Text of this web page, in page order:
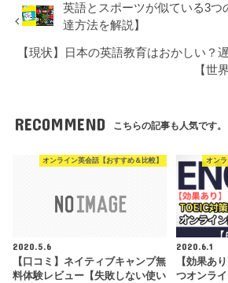
英語とスポーツが似ている3つ
達方法を解説】
【現状】日本の英語教育はおかしい？
【世
RECOMMEND こちらの記事も人気です。
オンライン英会話【おすすめ＆比較】
2020.5.6
【口コミ】ネイティブキャンプ無
料体験レビュー【失敗しない使い
オンラ
2020.6.1
【効果あ
つオンラ